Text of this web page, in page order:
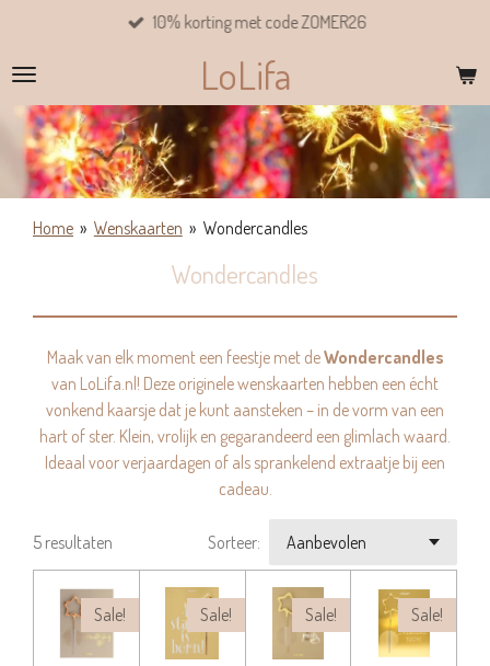
naar
de
hoofdinhoud
LoLifa
10% korting met code ZOMER26
Home » Wenskaarten » Wondercandles
Wondercandles
Maak van elk moment een feestje met deWondercandles
van LoLifa.nl! Deze originele wenskaarten hebben een écht
vonkend kaarsje dat je kunt aansteken – in de vorm van een
hart of ster. Klein, vrolijk en gegarandeerd een glimlach waard.
Ideaal voor verjaardagen of als sprankelend extraatje bij een
cadeau.
5 resultaten Sorteer:
Sale! Sale! Sale! Sale!